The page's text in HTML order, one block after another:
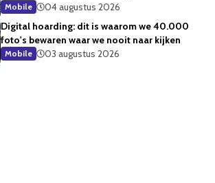
Mobile
04 augustus 2026
Digital hoarding: dit is waarom we 40.000
foto's bewaren waar we nooit naar kijken
Mobile 03 augustus 2026